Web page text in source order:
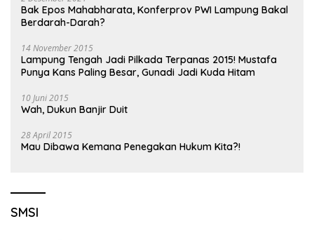
Bak Epos Mahabharata, Konferprov PWI Lampung Bakal
Berdarah-Darah?
14 November 2015
Lampung Tengah Jadi Pilkada Terpanas 2015! Mustafa
Punya Kans Paling Besar, Gunadi Jadi Kuda Hitam
10 Juni 2015
Wah, Dukun Banjir Duit
28 April 2015
Mau Dibawa Kemana Penegakan Hukum Kita?!
SMSI